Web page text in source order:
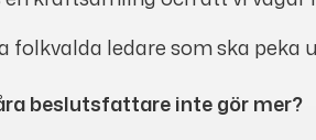
folkvalda ledare som ska
beslutsfattare inte gör mer?